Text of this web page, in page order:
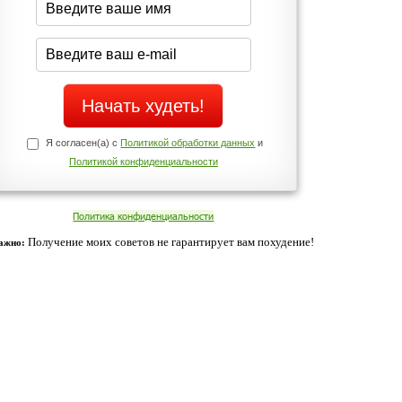
Да
Нет
Телефоны службы поддержки
+7 (909) 421-77-27
cookies. Оставаясь с нами, вы соглашаетесь с нашей
Согласен